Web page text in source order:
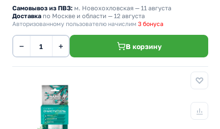
Самовывоз из ПВЗ: м. Новохохловская — 11 августа
Доставка по Москве и области — 12 августа
Авторизованному пользователю начислим 3 бонуса
− + В корзину